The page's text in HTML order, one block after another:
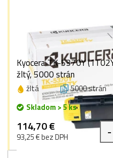
Kyocera TK-5370Y
žltý, 5000 strán
žltá 5000 strán
Skladom > 5 ks
114,70 €
93,25 € bez DPH -